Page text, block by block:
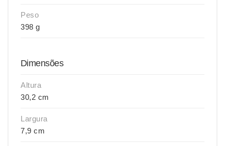
Peso
398 g
Dimensões
Altura
30,2 cm
Largura
7,9 cm